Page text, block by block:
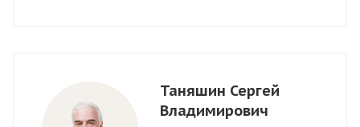
Таняшин Сергей
Владимирович